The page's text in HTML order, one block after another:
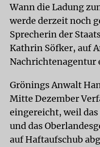
Wann die Ladung
werde derzeit noch
Sprecherin der
Kathrin Söfker, auf
Nachrichtenagentur
Grönings Anwalt
Mitte Dezember
eingereicht, weil
und das
auf Haftaufschub